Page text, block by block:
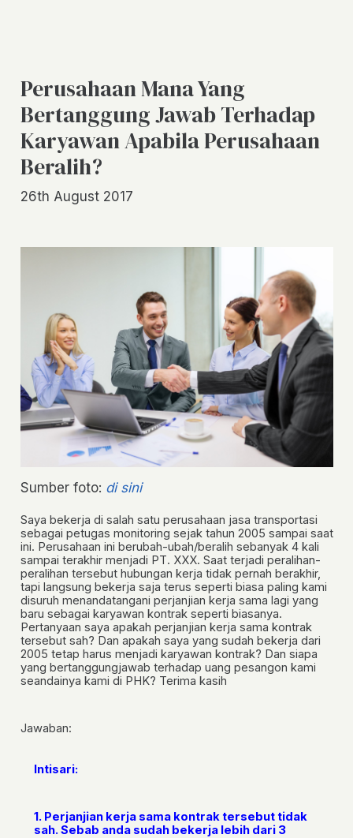
Perusahaan Mana Yang
Bertanggung Jawab Terhadap
Karyawan Apabila Perusahaan
Beralih?
26th August 2017
Sumber foto: di sini
Saya bekerja di salah satu perusahaan jasa transportasi
sebagai petugas monitoring sejak tahun 2005 sampai saat
ini. Perusahaan ini berubah-ubah/beralih sebanyak 4 kali
sampai terakhir menjadi PT. XXX. Saat terjadi peralihan-
peralihan tersebut hubungan kerja tidak pernah berakhir,
tapi langsung bekerja saja terus seperti biasa paling kami
disuruh menandatangani perjanjian kerja sama lagi yang
baru sebagai karyawan kontrak seperti biasanya.
Pertanyaan saya apakah perjanjian kerja sama kontrak
tersebut sah? Dan apakah saya yang sudah bekerja dari
2005 tetap harus menjadi karyawan kontrak? Dan siapa
yang bertanggungjawab terhadap uang pesangon kami
seandainya kami di PHK? Terima kasih
Jawaban:
Intisari:
1. Perjanjian kerja sama kontrak tersebut tidak
sah. Sebab anda sudah bekerja lebih dari 3